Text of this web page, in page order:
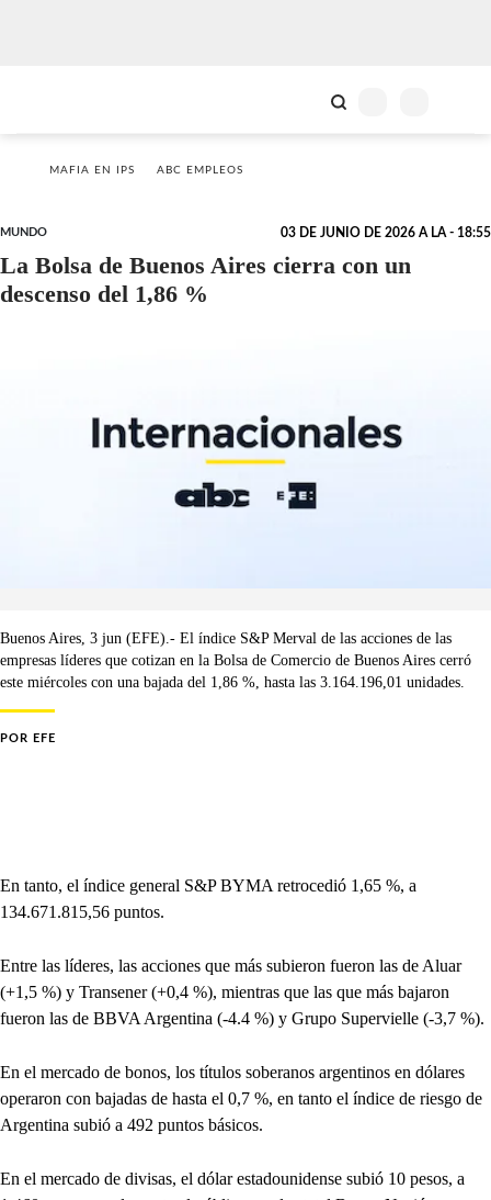
MAFIA EN IPS ABC EMPLEOS
MUNDO 03 DE JUNIO DE 2026 A LA - 18:55
La Bolsa de Buenos Aires cierra con un
descenso del 1,86 %
Buenos Aires, 3 jun (EFE).- El índice S&P Merval de las acciones de las
empresas líderes que cotizan en la Bolsa de Comercio de Buenos Aires cerró
este miércoles con una bajada del 1,86 %, hasta las 3.164.196,01 unidades.
POR EFE
En tanto, el índice general S&P BYMA retrocedió 1,65 %, a
134.671.815,56 puntos.
Entre las líderes, las acciones que más subieron fueron las de Aluar
(+1,5 %) y Transener (+0,4 %), mientras que las que más bajaron
fueron las de BBVA Argentina (-4.4 %) y Grupo Supervielle (-3,7 %).
En el mercado de bonos, los títulos soberanos argentinos en dólares
operaron con bajadas de hasta el 0,7 %, en tanto el índice de riesgo de
Argentina subió a 492 puntos básicos.
En el mercado de divisas, el dólar estadounidense subió 10 pesos, a